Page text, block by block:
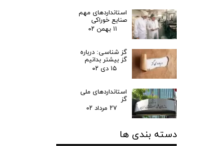
استانداردهای مهم
صنایع خوراکی
۱۱ بهمن ۰۲
گز شناسی: درباره
گز بیشتر بدانیم
۱۵ دی ۰۲
استانداردهای ملی
گز
۲۷ مرداد ۰۲
دسته بندی ها